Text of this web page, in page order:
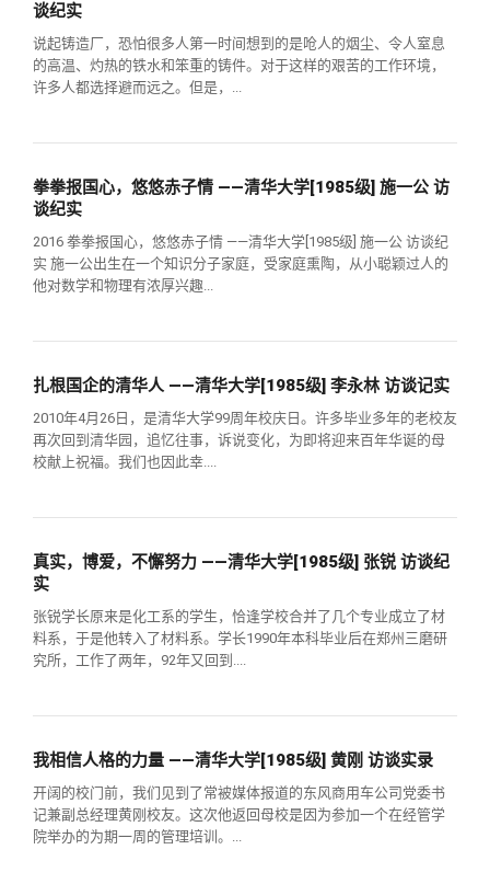
谈纪实
说起铸造厂，恐怕很多人第一时间想到的是呛人的烟尘、令人窒息
的高温、灼热的铁水和笨重的铸件。对于这样的艰苦的工作环境，
许多人都选择避而远之。但是，...
拳拳报国心，悠悠赤子情 ——清华大学[1985级] 施一公 访
谈纪实
2016 拳拳报国心，悠悠赤子情 ——清华大学[1985级] 施一公 访谈纪
实 施一公出生在一个知识分子家庭，受家庭熏陶，从小聪颖过人的
他对数学和物理有浓厚兴趣...
扎根国企的清华人 ——清华大学[1985级] 李永林 访谈记实
2010年4月26日，是清华大学99周年校庆日。许多毕业多年的老校友
再次回到清华园，追忆往事，诉说变化，为即将迎来百年华诞的母
校献上祝福。我们也因此幸....
真实，博爱，不懈努力 ——清华大学[1985级] 张锐 访谈纪
实
张锐学长原来是化工系的学生，恰逢学校合并了几个专业成立了材
料系，于是他转入了材料系。学长1990年本科毕业后在郑州三磨研
究所，工作了两年，92年又回到....
我相信人格的力量 ——清华大学[1985级] 黄刚 访谈实录
开阔的校门前，我们见到了常被媒体报道的东风商用车公司党委书
记兼副总经理黄刚校友。这次他返回母校是因为参加一个在经管学
院举办的为期一周的管理培训。...